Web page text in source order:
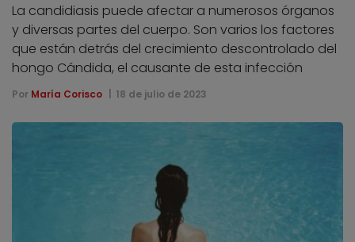
La candidiasis puede afectar a numerosos órganos
y diversas partes del cuerpo. Son varios los factores
que están detrás del crecimiento descontrolado del
hongo Cándida, el causante de esta infección
Por María Corisco 18 de julio de 2023